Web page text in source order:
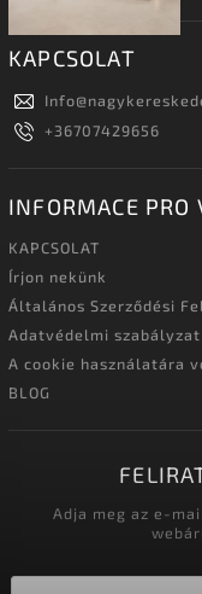
KAPCSOLAT
Info@
+36707429656
INFORMACE PRO
KAPCSOLAT
Írjon nekünk
Általános Szerződési
Adatvédelmi szabályzat
A cookie használatára
BLOG
Adja meg az e-